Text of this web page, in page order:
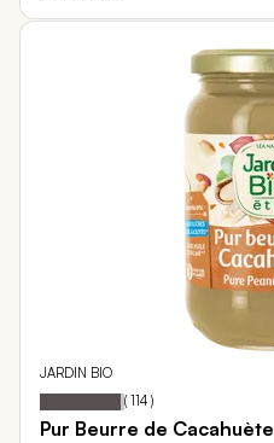
JARDIN BIO
Notation: 95
% of
( 114 )
Pur Beurre de Cacahuète